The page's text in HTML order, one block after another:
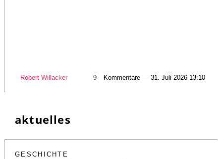
Robert Willacker 9 Kommentare — 31. Juli 2026 13:10
aktuelles
GESCHICHTE